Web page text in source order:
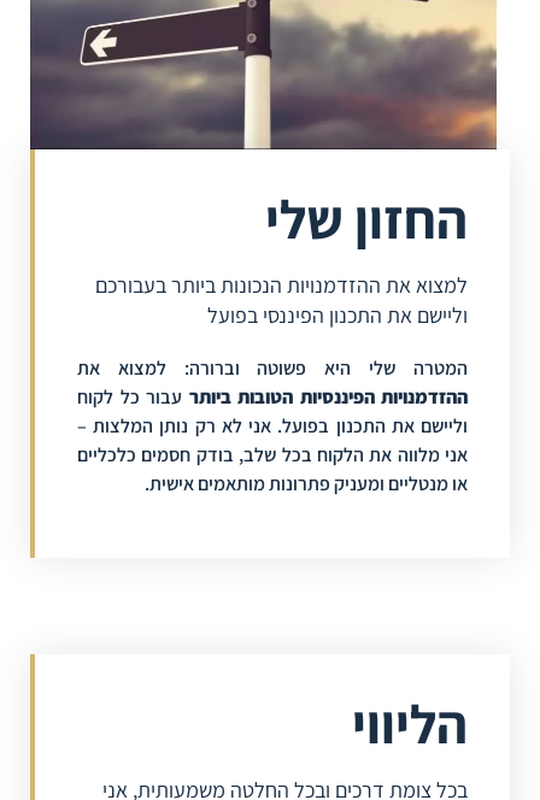
החזון שלי
למצוא את ההזדמנויות הנכונות ביותר בעבורכם
וליישם את התכנון הפיננסי בפועל
המטרה שלי היא פשוטה וברורה: למצוא את
ההזדמנויות הפיננסיות הטובות ביותר עבור כל לקוח
וליישם את התכנון בפועל. אני לא רק נותן המלצות –
אני מלווה את הלקוח בכל שלב, בודק חסמים כלכליים
או מנטליים ומעניק פתרונות מותאמים אישית.
הליווי
בכל צומת דרכים ובכל החלטה משמעותית, אני